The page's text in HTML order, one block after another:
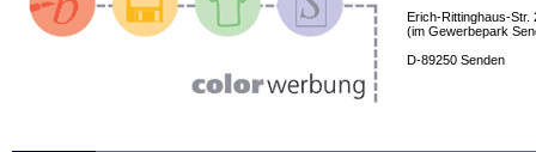
Erich-Rittinghaus-Str.
(im Gewerbepark
D-89250 Senden